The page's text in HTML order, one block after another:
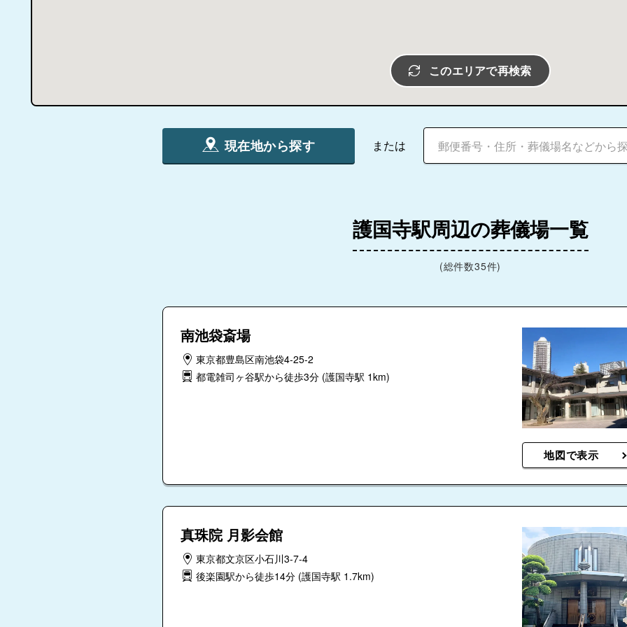
このエリアで再検索
現在地から探す または
護国寺駅周辺の葬儀場一覧
(総件数35件)
南池袋斎場
東京都豊島区南池袋4-25-2
都電雑司ヶ谷駅から徒歩3分 (護国寺駅 1km)
地図で表示
真珠院 月影会館
東京都文京区小石川3-7-4
後楽園駅から徒歩14分 (護国寺駅 1.7km)